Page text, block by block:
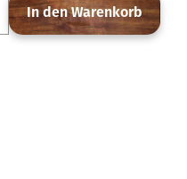
In den Warenkorb